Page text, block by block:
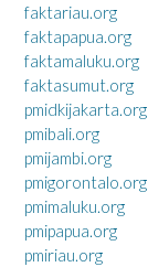
faktariau.org
faktapapua.org
faktamaluku.org
faktasumut.org
pmidkijakarta.org
pmibali.org
pmijambi.org
pmigorontalo.org
pmimaluku.org
pmipapua.org
pmiriau.org